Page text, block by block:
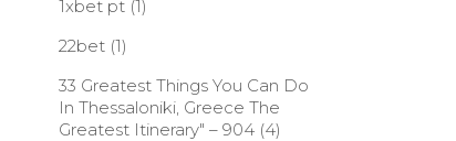
1xbet pt(1)
22bet(1)
33 Greatest Things You Can Do
In Thessaloniki, Greece The
Greatest Itinerary" – 904(4)